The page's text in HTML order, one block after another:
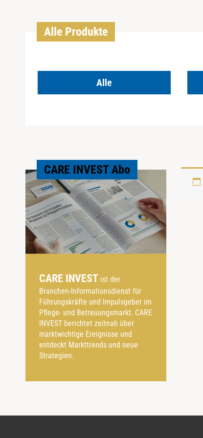
Alle Produkte
Alle
CARE INVEST Abo
CARE INVEST ist der
Branchen-Informationsdienst für
Führungskräfte und Impulsgeber im
Pflege- und Betreuungsmarkt. CARE
INVEST berichtet zeitnah über
marktwichtige Ereignisse und
entdeckt Markttrends und neue
Strategien.